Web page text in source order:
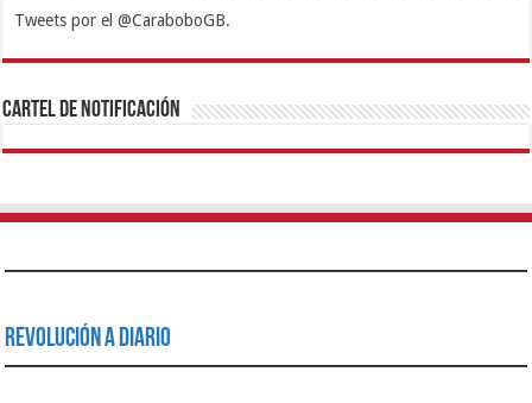
Tweets por el @CaraboboGB.
1xbetBetturkeyBetistKralbetSupertotobetTipobetMatadorbetMariobet
https://mvbcasino.com/
Cartel de Notificación
Revolución a Diario